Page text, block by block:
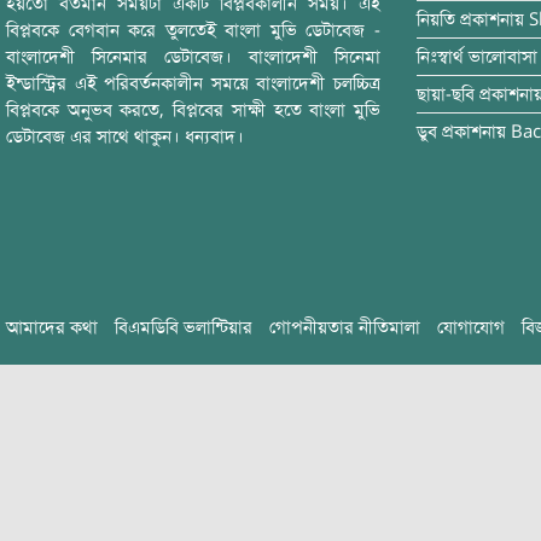
বিপ্লবকে বেগবান করে তুলতেই বাংলা মুভি ডেটাবেজ -
বাংলাদেশী সিনেমার ডেটাবেজ। বাংলাদেশী সিনেমা
ইন্ডাস্ট্রির এই পরিবর্তনকালীন সময়ে বাংলাদেশী চলচ্চিত্র
বিপ্লবকে অনুভব করতে, বিপ্লবের সাক্ষী হতে বাংলা মুভি
ডেটাবেজ এর সাথে থাকুন। ধন্যবাদ।
নিয়তি প্রকাশনায়
নিঃস্বার্থ ভালোবাসা
ছায়া-ছবি
ডুব প্রকাশনায়
আমাদের কথা বিএমডিবি ভলান্টিয়ার গোপনীয়তার নীতিমালা যোগাযোগ